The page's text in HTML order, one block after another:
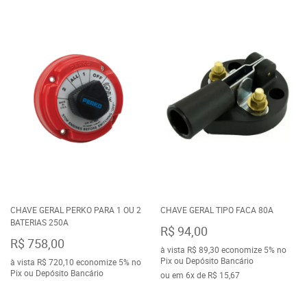
CHAVE GERAL PERKO PARA 1 OU 2
BATERIAS 250A
R$ 758,00
à vista R$ 720,10 economize 5%no
Pix ou Depósito Bancário
CHAVE GERAL TIPO FACA 80A
R$ 94,00
à vista R$ 89,30 economize 5%no
Pix ou Depósito Bancário
ou em 6xde R$ 15,67